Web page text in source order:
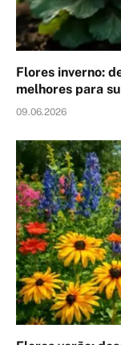
Flores inverno:
melhores para
09.06.2026